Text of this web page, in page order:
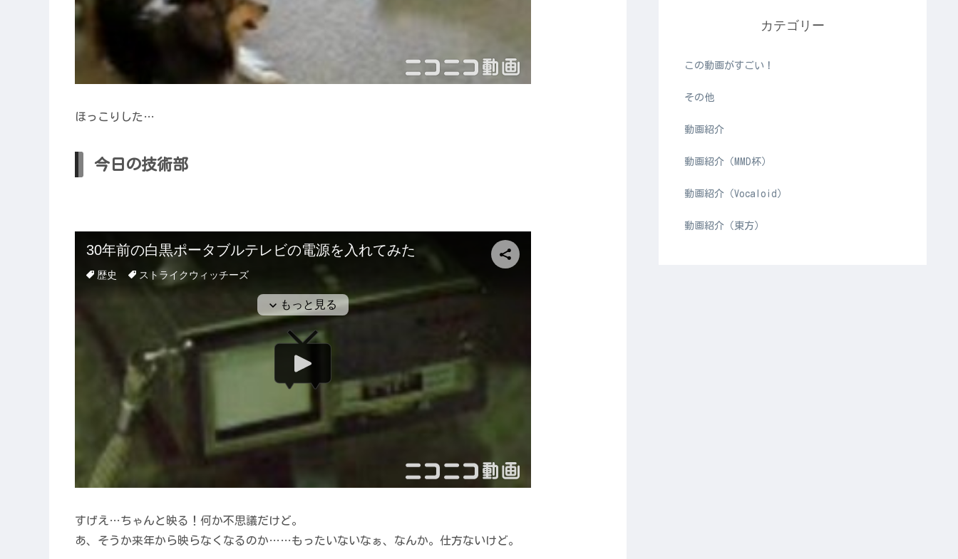
ほっこりした…
今日の技術部
すげえ…ちゃんと映る！何か不思議だけど。
あ、そうか来年から映らなくなるのか……もったいないなぁ、なんか。仕方ないけど。
カテゴリー
この動画がすごい！
その他
動画紹介
動画紹介（MMD杯）
動画紹介（Vocaloid）
動画紹介（東方）